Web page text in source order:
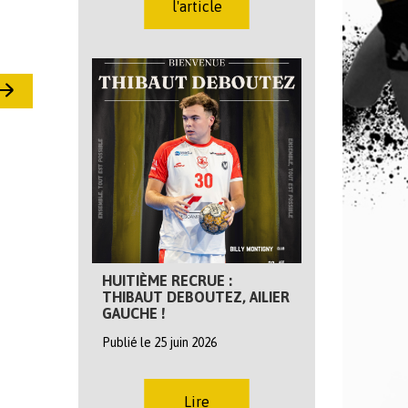
l'article
HUITIÈME RECRUE :
THIBAUT DEBOUTEZ, AILIER
GAUCHE !
Publié le 25 juin 2026
Lire